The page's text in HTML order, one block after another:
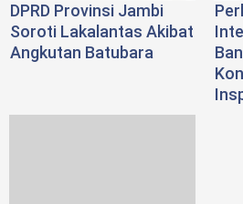
DPRD Provinsi Jambi
Soroti Lakalantas Akibat
Angkutan Batubara